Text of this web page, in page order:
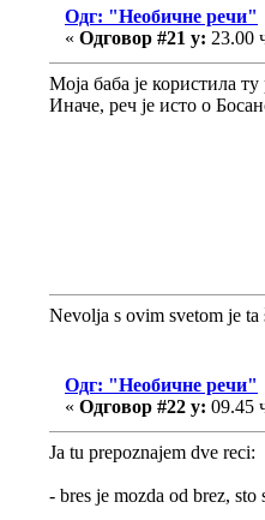
Одг: "Необичне речи"
« Одговор #21 у: 23.00
Моја баба је користила
Иначе, реч је исто о
Nevolja s ovim svetom je
Одг: "Необичне речи"
« Одговор #22 у: 09.45
Ja tu prepoznajem dve reci:
- bres je mozda od brez,